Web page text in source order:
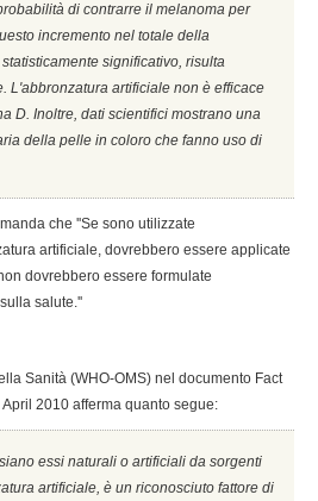
di contrarre il melanoma per
incremento nel totale della
significativo, risulta
L'abbronzatura artificiale non è efficace
D. Inoltre, dati scientifici mostrano una
della pelle in coloro che fanno uso di
che ''Se sono utilizzate
artificiale, dovrebbero essere applicate
dovrebbero essere formulate
salute.''
Sanità (WHO-OMS) nel documento Fact
2010 afferma quanto segue:
essi naturali o artificiali da sorgenti
artificiale, è un riconosciuto fattore di